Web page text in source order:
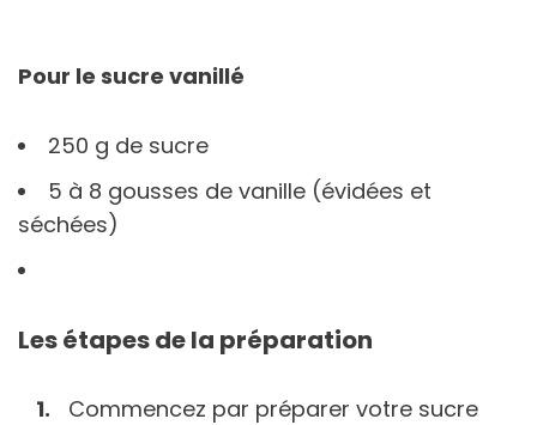
Pour le sucre vanillé
250 g de sucre
5 à 8 gousses de vanille (évidées et
séchées)
Les étapes de la préparation
Commencez par préparer votre sucre